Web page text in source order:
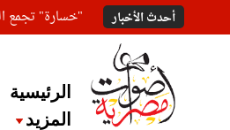
أحدث الأخبار "خسارة" تجمع
الرئيسية
المزيد